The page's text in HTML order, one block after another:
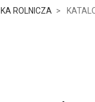
ROLNICZA